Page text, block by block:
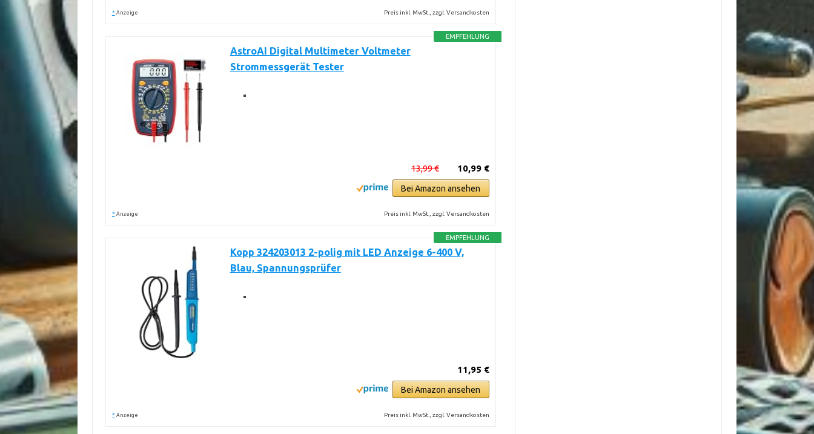
* Anzeige Preis inkl. MwSt., zzgl. Versandkosten
EMPFEHLUNG
AstroAI Digital Multimeter Voltmeter
Strommessgerät Tester
10,99 €
13,99 €
Bei Amazon ansehen
* Anzeige Preis inkl. MwSt., zzgl. Versandkosten
EMPFEHLUNG
Kopp 324203013 2-polig mit LED Anzeige 6-400 V,
Blau, Spannungsprüfer
11,95 €
Bei Amazon ansehen
* Anzeige Preis inkl. MwSt., zzgl. Versandkosten